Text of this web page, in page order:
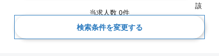
該
当求人数 0件
検索条件を変更する
新着順